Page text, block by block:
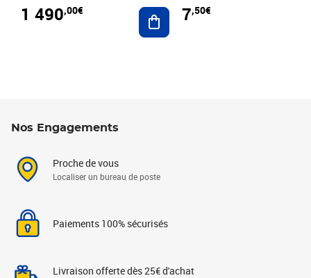
1 490,00€ Ajouter au panier
7,50€
Nos Engagements
Proche de vous
Localiser un bureau de poste
Paiements 100% sécurisés
Livraison offerte dès 25€ d'achat